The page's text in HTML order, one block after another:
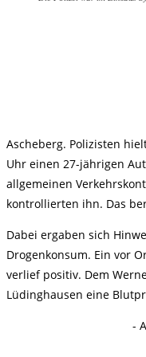
Ascheberg. Polizisten
Uhr einen 27-jährigen
allgemeinen
kontrollierten ihn. Das
Dabei ergaben sich
Drogenkonsum. Ein vor
verlief positiv. Dem
Lüdinghausen eine
-